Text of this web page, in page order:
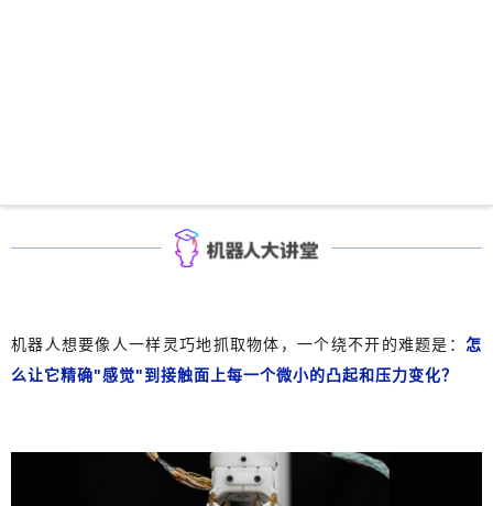
机器人想要像人一样灵巧地抓取物体，一个绕不开的难题是： 怎
么让它精确"感觉"到接触面上每一个微小的凸起和压力变化？